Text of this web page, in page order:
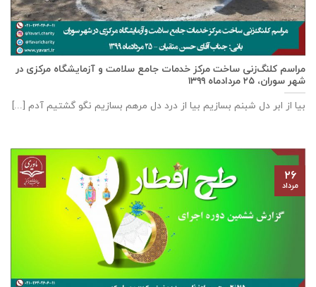
مراسم کلنگ‌زنی ساخت مرکز خدمات جامع سلامت و آزمایشگاه مرکزی در
شهر سوران، ۲۵ مردادماه ۱۳۹۹
بیا از ابر دل شبنم بسازیم بیا از درد دل مرهم بسازیم نگو گشتیم آدم [...]
۲۶
مرداد